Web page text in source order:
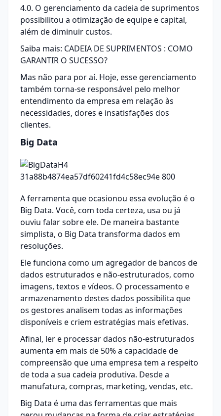
4.0. O gerenciamento da cadeia de suprimentos
possibilitou a otimização de equipe e capital,
além de diminuir custos.
Saiba mais: CADEIA DE SUPRIMENTOS : COMO
GARANTIR O SUCESSO?
Mas não para por aí. Hoje, esse gerenciamento
também torna-se responsável pelo melhor
entendimento da empresa em relação às
necessidades, dores e insatisfações dos
clientes.
Big Data
A ferramenta que ocasionou essa evolução é o
Big Data. Você, com toda certeza, usa ou já
ouviu falar sobre ele. De maneira bastante
simplista, o Big Data transforma dados em
resoluções.
Ele funciona como um agregador de bancos de
dados estruturados e não-estruturados, como
imagens, textos e vídeos. O processamento e
armazenamento destes dados possibilita que
os gestores analisem todas as informações
disponíveis e criem estratégias mais efetivas.
Afinal, ler e processar dados não-estruturados
aumenta em mais de 50% a capacidade de
compreensão que uma empresa tem a respeito
de toda a sua cadeia produtiva. Desde a
manufatura, compras, marketing, vendas, etc.
Big Data é uma das ferramentas que mais